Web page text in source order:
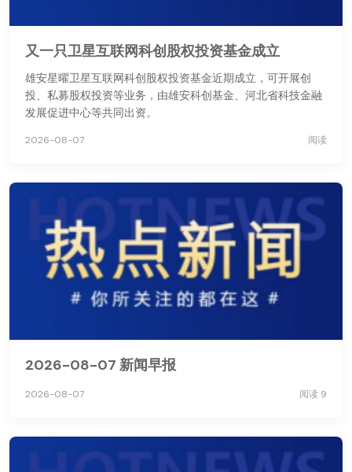
又一只卫星互联网科创股权投资基金成立
雄安星曜卫星互联网科创股权投资基金近期成立，可开展创
投、私募股权投资等业务，由雄安科创基金、河北省科技金融
发展促进中心等共同出资。
2026-08-07 阅读
2026-08-07 新闻早报
2026-08-07 阅读 9